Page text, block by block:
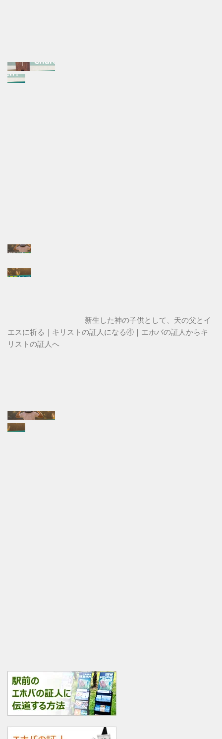
新生した神の子供として、天の父とイ
エスに祈る｜キリストの証人になる④｜エホバの証人からキ
リストの証人へ